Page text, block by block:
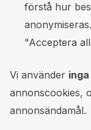
förstå hur
"Acceptera
Vi använder inga
annonscookies,
annonsändamål.